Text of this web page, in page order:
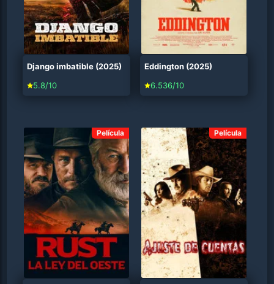
Django imbatible (2025)
5.8/10
Eddington (2025)
6.536/10
Película Película